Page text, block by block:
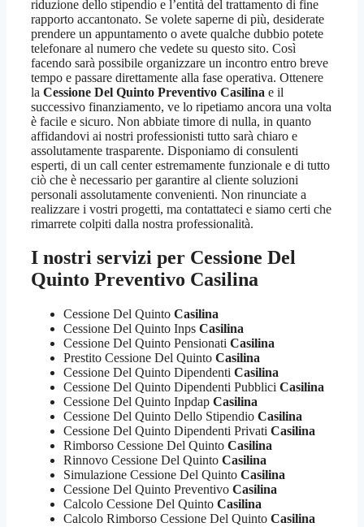
riduzione dello stipendio e l’entità del trattamento di fine
rapporto accantonato. Se volete saperne di più, desiderate
prendere un appuntamento o avete qualche dubbio potete
telefonare al numero che vedete su questo sito. Così
facendo sarà possibile organizzare un incontro entro breve
tempo e passare direttamente alla fase operativa. Ottenere
la Cessione Del Quinto Preventivo Casilina e il
successivo finanziamento, ve lo ripetiamo ancora una volta
è facile e sicuro. Non abbiate timore di nulla, in quanto
affidandovi ai nostri professionisti tutto sarà chiaro e
assolutamente trasparente. Disponiamo di consulenti
esperti, di un call center estremamente funzionale e di tutto
ciò che è necessario per garantire al cliente soluzioni
personali assolutamente convenienti. Non rinunciate a
realizzare i vostri progetti, ma contattateci e siamo certi che
rimarrete colpiti dalla nostra professionalità.
I nostri servizi per Cessione Del
Quinto Preventivo Casilina
Cessione Del Quinto Casilina
Cessione Del Quinto Inps Casilina
Cessione Del Quinto Pensionati Casilina
Prestito Cessione Del Quinto Casilina
Cessione Del Quinto Dipendenti Casilina
Cessione Del Quinto Dipendenti Pubblici Casilina
Cessione Del Quinto Inpdap Casilina
Cessione Del Quinto Dello Stipendio Casilina
Cessione Del Quinto Dipendenti Privati Casilina
Rimborso Cessione Del Quinto Casilina
Rinnovo Cessione Del Quinto Casilina
Simulazione Cessione Del Quinto Casilina
Cessione Del Quinto Preventivo Casilina
Calcolo Cessione Del Quinto Casilina
Calcolo Rimborso Cessione Del Quinto Casilina